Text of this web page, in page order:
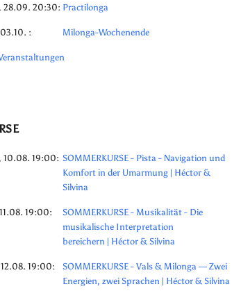
28.09. 20:30: Practilonga
: Milonga-Wochenende
10.08. 19:00: SOMMERKURSE - Pista - Navigation und
Komfort in der Umarmung | Héctor &
Silvina
19:00:
SOMMERKURSE - Musikalität - Die
musikalische Interpretation
bereichern | Héctor & Silvina
19:00:
SOMMERKURSE - Vals & Milonga — Zwei
Energien, zwei Sprachen | Héctor & Silvina